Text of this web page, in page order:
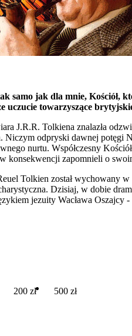
samo jak dla mnie, Kościół,
uczucie towarzyszące
J.R.R. Tolkiena znalazła
Niczym odpryski dawnej potęgi
nurtu. Współczesny
konsekwencji zapomnieli o
Tolkien został wychowany
Dzisiaj, w dobie
jezuity Wacława Oszajcy -
200 zł 500 zł